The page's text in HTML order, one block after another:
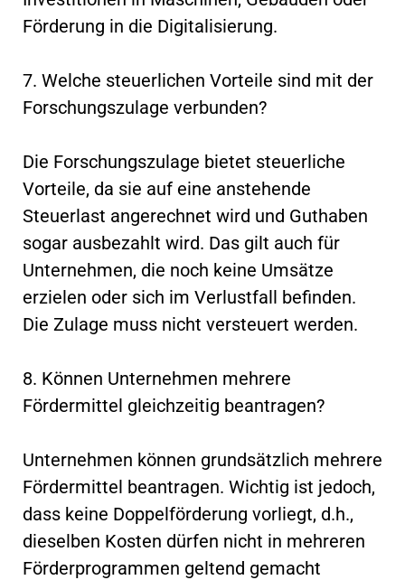
Förderung in die Digitalisierung.
7. Welche steuerlichen Vorteile sind mit der
Forschungszulage verbunden?
Die Forschungszulage bietet steuerliche
Vorteile, da sie auf eine anstehende
Steuerlast angerechnet wird und Guthaben
sogar ausbezahlt wird. Das gilt auch für
Unternehmen, die noch keine Umsätze
erzielen oder sich im Verlustfall befinden.
Die Zulage muss nicht versteuert werden.
8. Können Unternehmen mehrere
Fördermittel gleichzeitig beantragen?
Unternehmen können grundsätzlich mehrere
Fördermittel beantragen. Wichtig ist jedoch,
dass keine Doppelförderung vorliegt, d.h.,
dieselben Kosten dürfen nicht in mehreren
Förderprogrammen geltend gemacht